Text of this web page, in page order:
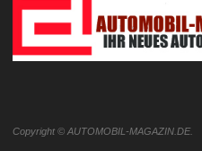
Copyright © AUTOMOBIL-MAGAZIN.DE.